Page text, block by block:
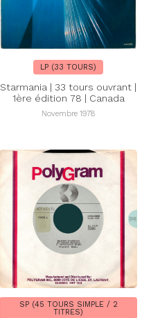
LP (33 TOURS)
Starmania | 33 tours ouvrant |
1ère édition 78 | Canada
Novembre 1978
SP (45 TOURS SIMPLE / 2
TITRES)